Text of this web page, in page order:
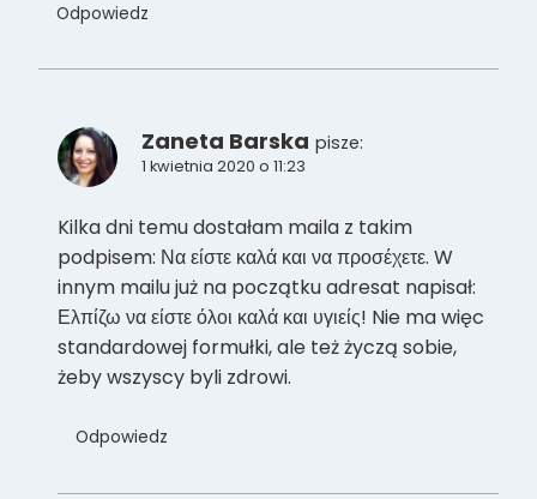
Odpowiedz
Zaneta Barska pisze:
1 kwietnia 2020 o 11:23
Kilka dni temu dostałam maila z takim
podpisem: Να είστε καλά και να προσέχετε. W
innym mailu już na początku adresat napisał:
Ελπίζω να είστε όλοι καλά και υγιείς! Nie ma więc
standardowej formułki, ale też życzą sobie,
żeby wszyscy byli zdrowi.
Odpowiedz